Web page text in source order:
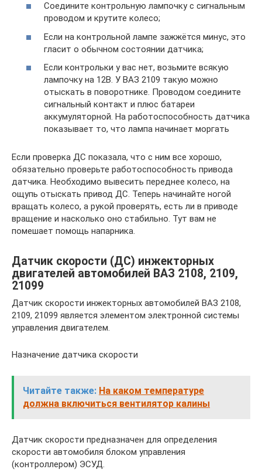
Соедините контрольную лампочку с сигнальным
проводом и крутите колесо;
Если на контрольной лампе зажжётся минус, это
гласит о обычном состоянии датчика;
Если контрольки у вас нет, возьмите всякую
лампочку на 12В. У ВАЗ 2109 такую можно
отыскать в поворотнике. Проводом соедините
сигнальный контакт и плюс батареи
аккумуляторной. На работоспособность датчика
показывает то, что лампа начинает моргать
Если проверка ДС показала, что с ним все хорошо,
обязательно проверьте работоспособность привода
датчика. Необходимо вывесить переднее колесо, на
ощупь отыскать привод ДС. Теперь начинайте ногой
вращать колесо, а рукой проверять, есть ли в приводе
вращение и насколько оно стабильно. Тут вам не
помешает помощь напарника.
Датчик скорости (ДС) инжекторных
двигателей автомобилей ВАЗ 2108, 2109,
21099
Датчик скорости инжекторных автомобилей ВАЗ 2108,
2109, 21099 является элементом электронной системы
управления двигателем.
Назначение датчика скорости
Читайте также: На каком температуре
должна включиться вентилятор калины
Датчик скорости предназначен для определения
скорости автомобиля блоком управления
(контроллером) ЭСУД.